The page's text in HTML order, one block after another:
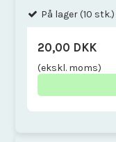
På lager (10 stk.)
20,00 DKK
(ekskl. moms)